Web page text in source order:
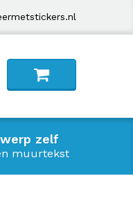
zelf
muurtekst